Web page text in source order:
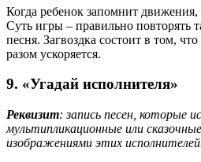
Когда ребенок запомнит
Суть игры – правильно повторять
песня. Загвоздка состоит в том,
разом ускоряется.
9. «Угадай исполнителя»
Реквизит: запись песен, которые
мультипликационные или
изображениями этих